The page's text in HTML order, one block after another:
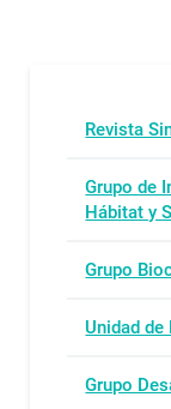
Revista
Grupo de
Hábitat y
Grupo
Unidad
Grupo